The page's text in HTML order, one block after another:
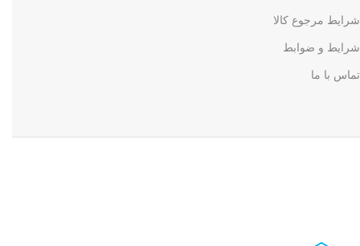
شرایط مرجوع کالا
شرایط و ضوابط
تماس با ما